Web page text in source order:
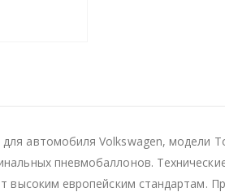
автомобиля Volkswagen, модели
пневмобаллонов.
высоким европейским стандартам.